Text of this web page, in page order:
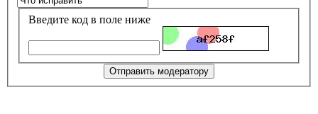
Введите код в поле ниже
Отправить модератору